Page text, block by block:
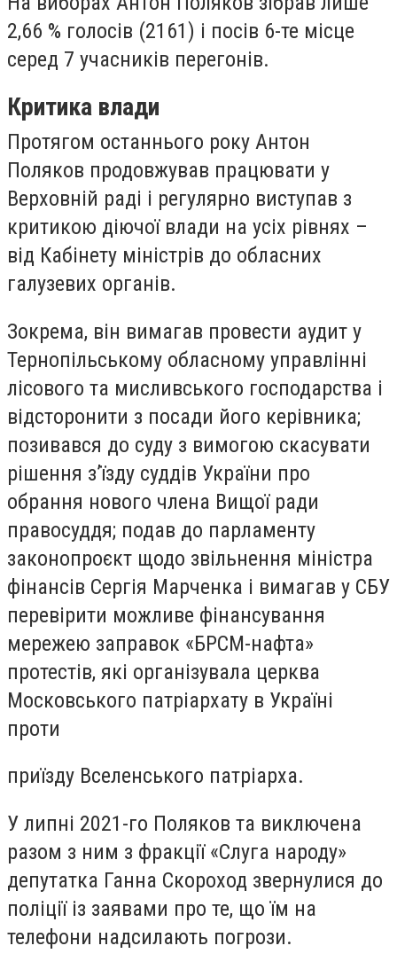
2,66 % голосів (2161) і посів 6-те місце
серед 7 учасників перегонів.
Критика влади
Протягом останнього року Антон
Поляков продовжував працювати у
Верховній раді і регулярно виступав з
критикою діючої влади на усіх рівнях –
від Кабінету міністрів до обласних
галузевих органів.
Зокрема, він вимагав провести аудит у
Тернопільському обласному управлінні
лісового та мисливського господарства і
відсторонити з посади його керівника;
позивався до суду з вимогою скасувати
рішення з’їзду суддів України про
обрання нового члена Вищої ради
правосуддя; подав до парламенту
законопроєкт щодо звільнення міністра
фінансів Сергія Марченка і вимагав у СБУ
перевірити можливе фінансування
мережею заправок «БРСМ-нафта»
протестів, які організувала церква
Московського патріархату в Україні
проти
приїзду Вселенського патріарха.
У липні 2021-го Поляков та виключена
разом з ним з фракції «Слуга народу»
депутатка Ганна Скороход звернулися до
поліції із заявами про те, що їм на
телефони надсилають погрози.